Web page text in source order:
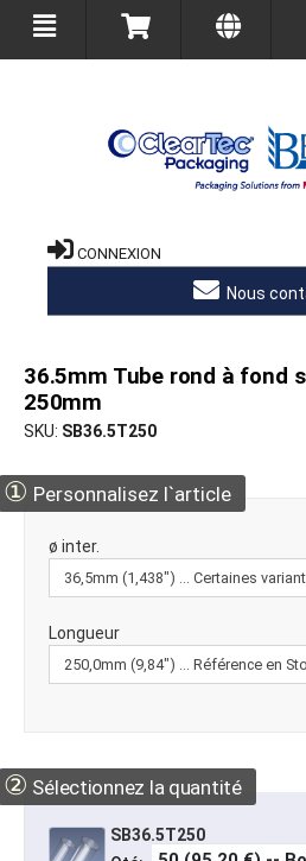
CONNEXION
Nous
36.5mm Tube rond à fond
250mm
SKU SB36.5T250
① Personnalisez l`article
ø inter.
Longueur
② Sélectionnez la quantité
SB36.5T250